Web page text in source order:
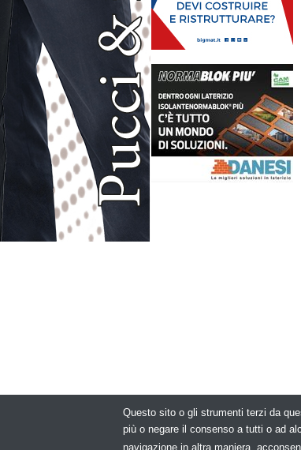
©
Questo sito o gli strumenti terzi da
più o negare il consenso a tutti o ad
navigazione in altra maniera,